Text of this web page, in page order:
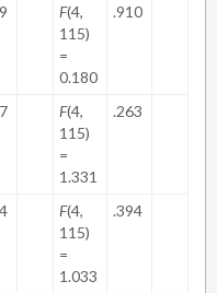
F(4,
115)
=
0.180
.910
F(4,
115)
=
1.331
.263
F(4,
115)
=
1.033
.394